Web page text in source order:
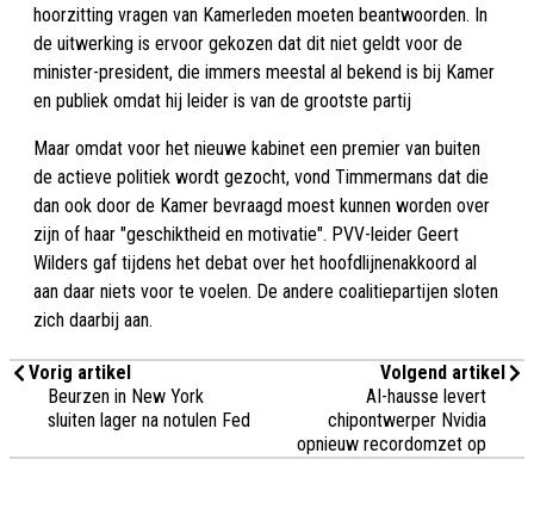
hoorzitting vragen van Kamerleden moeten beantwoorden. In
de uitwerking is ervoor gekozen dat dit niet geldt voor de
minister-president, die immers meestal al bekend is bij Kamer
en publiek omdat hij leider is van de grootste partij
Maar omdat voor het nieuwe kabinet een premier van buiten
de actieve politiek wordt gezocht, vond Timmermans dat die
dan ook door de Kamer bevraagd moest kunnen worden over
zijn of haar "geschiktheid en motivatie". PVV-leider Geert
Wilders gaf tijdens het debat over het hoofdlijnenakkoord al
aan daar niets voor te voelen. De andere coalitiepartijen sloten
zich daarbij aan.
Vorig artikel
Beurzen in New York
sluiten lager na notulen Fed
Volgend artikel
AI-hausse levert
chipontwerper Nvidia
opnieuw recordomzet op